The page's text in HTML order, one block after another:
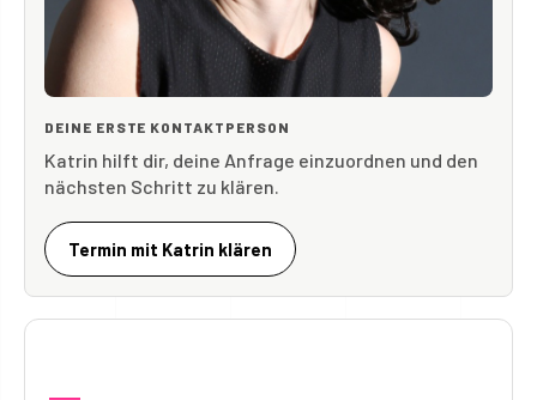
DEINE ERSTE KONTAKTPERSON
Katrin hilft dir, deine Anfrage einzuordnen und den
nächsten Schritt zu klären.
Termin mit Katrin klären